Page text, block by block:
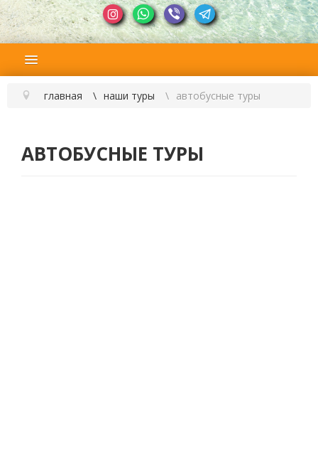
главная наши туры автобусные туры
АВТОБУСНЫЕ ТУРЫ